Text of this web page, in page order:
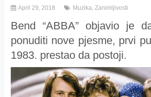
April 29, 2018 Muzika, Zanimljivosti
Bend “ABBA” objavio je
ponuditi nove pjesme, prvi
1983. prestao da postoji.